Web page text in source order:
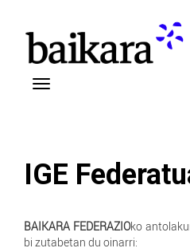
IGE
BAIKARA FEDERAZIOko
bi zutabetan du oinarri: